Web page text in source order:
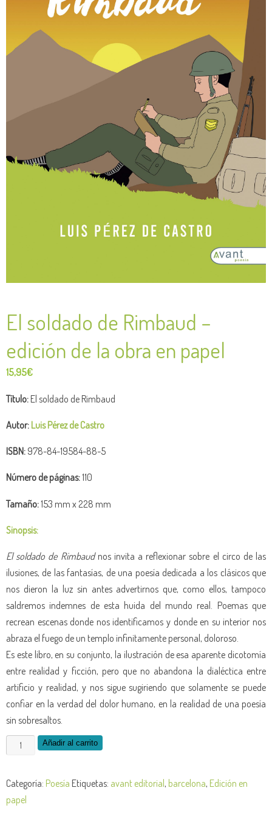
El soldado de Rimbaud –
edición de la obra en papel
15,95€
Título:El soldado de Rimbaud
Autor:Luis Pérez de Castro
ISBN:978-84-19584-88-5
Número depáginas:110
Tamaño:153 mm x 228 mm
Sinopsis:
El soldado de Rimbaudnos invita a reflexionar sobre el circo de las
ilusiones, de las fantasías, de una poesía dedicada a los clásicos que
nos dieron la luz sin antes advertirnos que, como ellos, tampoco
saldremos indemnes de esta huida del mundo real. Poemas que
recrean escenas donde nos identificamos y donde en su interior nos
abraza el fuego de un templo infinitamente personal, doloroso.
Es este libro, en su conjunto, la ilustración de esa aparente dicotomía
entre realidad y ficción, pero que no abandona la dialéctica entre
artificio y realidad, y nos sigue sugiriendo que solamente se puede
confiar en la verdad del dolor humano, en la realidad de una poesía
sin sobresaltos.
Rimbaud
-
Añadir al carrito
Categoría: Poesía Etiquetas: avant editorial, barcelona, Edición en
papel